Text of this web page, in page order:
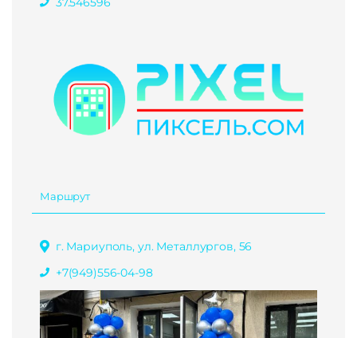
Маршрут
г. Мариуполь, ул. Металлургов, 56
+7(949)556-04-98